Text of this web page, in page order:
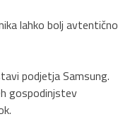
lahko bolj avtentično
podjetja Samsung.
gospodinjstev